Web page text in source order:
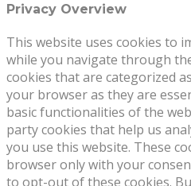
Privacy Overview
This website uses cookies to
while you navigate through
cookies that are categorized
your browser as they are
basic functionalities of the
party cookies that help us
you use this website. These
browser only with your
to opt-out of these cookies.